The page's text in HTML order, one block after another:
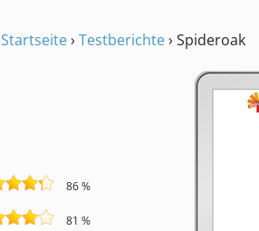
Startseite› Testberichte› Spideroak
86 %
81 %